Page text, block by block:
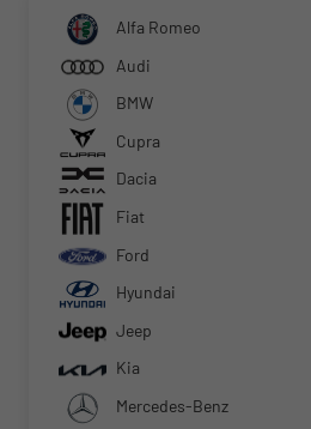
Alfa Romeo
Audi
BMW
Cupra
Dacia
Fiat
Ford
Hyundai
Jeep
Kia
Mercedes-Benz